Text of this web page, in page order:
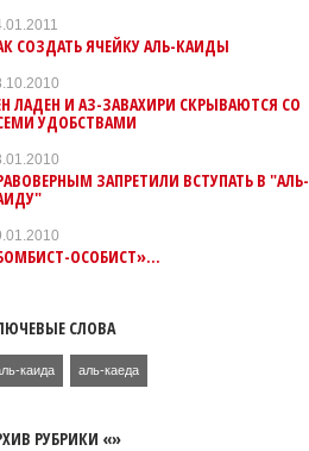
СОЗДАТЬ ЯЧЕЙКУ АЛЬ-КАИДЫ
ЛАДЕН И АЗ-ЗАВАХИРИ СКРЫВАЮТСЯ СО
УДОБСТВАМИ
ЗАПРЕТИЛИ ВСТУПАТЬ В "АЛЬ-
ОСОБИСТ»...
СЛОВА
каида аль-каеда
РУБРИКИ «»